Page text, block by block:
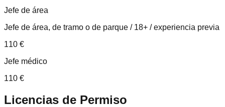
Jefe de área
Jefe de área, de tramo o de parque / 18+ / experiencia previa
110 €
Jefe médico
110 €
Licencias de Permiso